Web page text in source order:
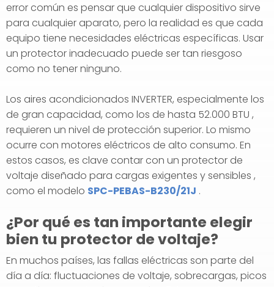
error común es pensar que cualquier dispositivo sirve
para cualquier aparato, pero la realidad es que cada
equipo tiene necesidades eléctricas específicas. Usar
un protector inadecuado puede ser tan riesgoso
como no tener ninguno.
Los aires acondicionados INVERTER, especialmente los
de gran capacidad, como los de hasta 52.000 BTU ,
requieren un nivel de protección superior. Lo mismo
ocurre con motores eléctricos de alto consumo. En
estos casos, es clave contar con un protector de
voltaje diseñado para cargas exigentes y sensibles ,
como el modelo SPC-PEBAS-B230/21J .
¿Por qué es tan importante elegir
bien tu protector de voltaje?
En muchos países, las fallas eléctricas son parte del
día a día: fluctuaciones de voltaje, sobrecargas, picos